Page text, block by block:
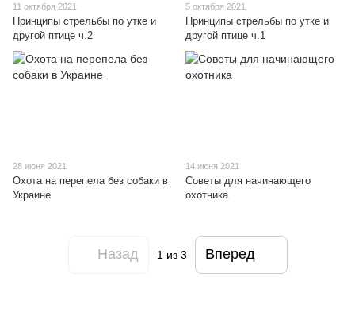
11 октября 2021
Принципы стрельбы по утке и
другой птице ч.2
5 октября 2021
Принципы стрельбы по утке и
другой птице ч.1
28 июня 2021
Охота на перепела без собаки в
Украине
14 июня 2021
Советы для начинающего
охотника
Назад 1 из 3 Вперед